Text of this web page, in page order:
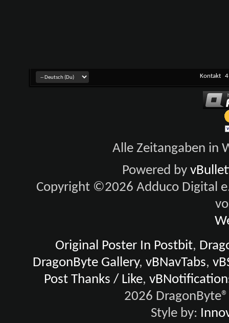
Kontakt
Alle Zeitangaben in
Powered by
Copyright ©2026 Adduco Digital
Original Poster In Postbit,
DragonByte Gallery,vBNavTabs,
Post Thanks / Like,
2026
Style by: